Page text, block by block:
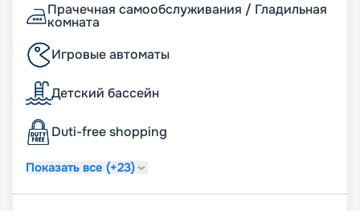
Прачечная самообслуживания / Гладильная
комната
Игровые автоматы
Детский бассейн
Duti-free shopping
Показать все (+23)